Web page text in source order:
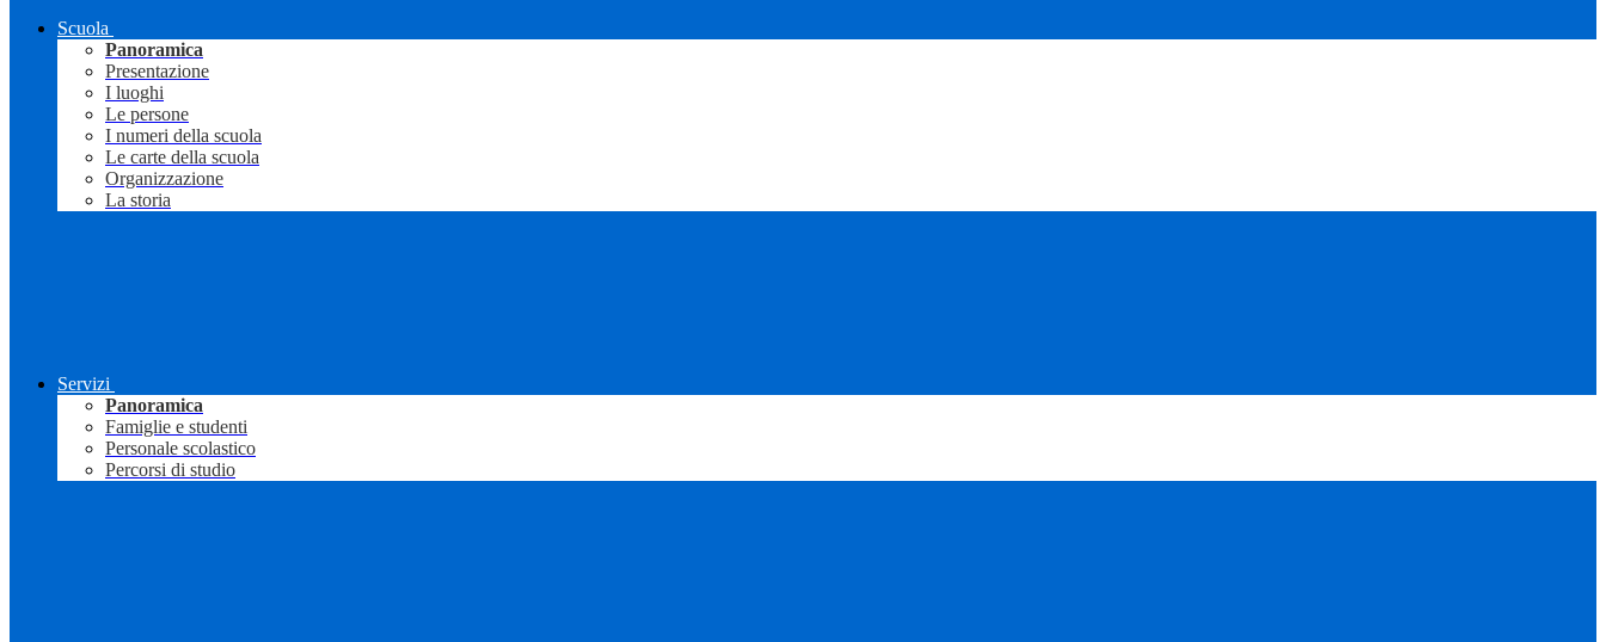
Scuola
Panoramica
Presentazione
I luoghi
Le persone
I numeri della scuola
Le carte della scuola
Organizzazione
La storia
Servizi
Panoramica
Famiglie e studenti
Personale scolastico
Percorsi di studio